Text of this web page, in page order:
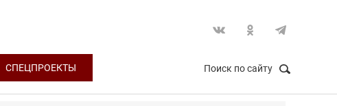
СПЕЦПРОЕКТЫ Поиск по сайту